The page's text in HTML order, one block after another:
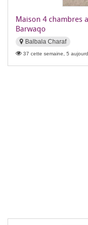
Maison 4 chambres
Barwaqo
Balbala Charaf
37 cette semaine, 5